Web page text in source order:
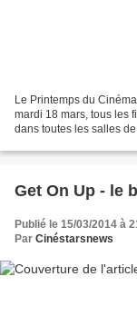
Le Printemps du
mardi 18 mars, tous les
dans toutes les salles
Get On Up - le
Publié le 15/03/2014 à
Par Cinéstarsnews